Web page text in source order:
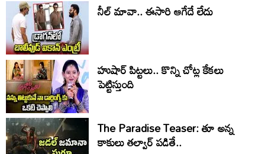
నీల్ మావా.. ఈసారి ఆగేదే లేదు
హుషార్‌ పిట్టలు.. కొన్ని చోట్ల కేకలు
పెట్టిస్తుంది
The Paradise Teaser: తూ అన్న
కాకులు తల్వార్ పడితే..